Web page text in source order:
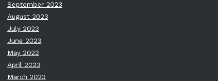
September 2023
August 2023
July 2023
June 2023
May 2023
April 2023
March 2023